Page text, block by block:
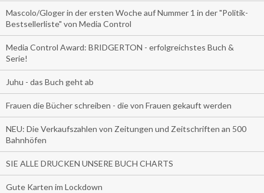
Mascolo/Gloger in der ersten Woche auf Nummer 1 in der "Politik-
Bestsellerliste" von Media Control
Media Control Award: BRIDGERTON - erfolgreichstes Buch &
Serie!
Juhu - das Buch geht ab
Frauen die Bücher schreiben - die von Frauen gekauft werden
NEU: Die Verkaufszahlen von Zeitungen und Zeitschriften an 500
Bahnhöfen
SIE ALLE DRUCKEN UNSERE BUCH CHARTS
Gute Karten im Lockdown